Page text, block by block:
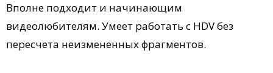
Вполне подходит и начинающим
видеолюбителям. Умеет работать с HDV без
пересчета неизмененных фрагментов.